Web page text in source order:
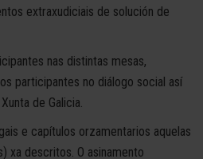
extraxudiciais de solución de
nas distintas mesas,
participantes no diálogo social así
de Galicia.
e capítulos orzamentarios aquelas
xa descritos. O asinamento